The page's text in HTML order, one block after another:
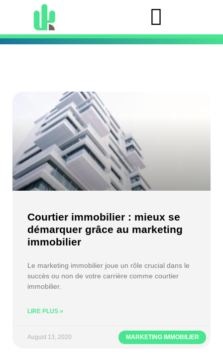
MARKETING IMMOBILIER
Courtier immobilier : mieux se
démarquer grâce au marketing
immobilier
Le marketing immobilier joue un rôle crucial dans le
succès ou non de votre carrière comme courtier
immobilier.
LIRE PLUS »
August 13, 2020